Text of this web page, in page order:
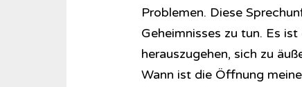
Problemen. Diese
Geheimnisses zu tun. Es
herauszugehen, sich zu
Wann ist die Öffnung